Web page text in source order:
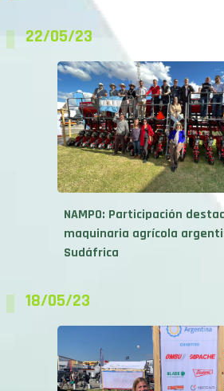
22/05/23
NAMPO: Participación
maquinaria agrícola
Sudáfrica
18/05/23